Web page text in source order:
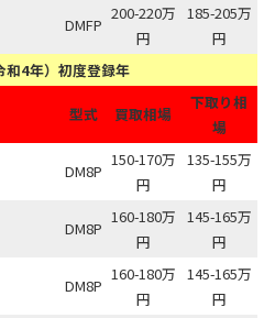
DMFP
200-220万
円
185-205万
円
和4年）初度登録年
型式 買取相場
下取り相
場
DM8P
150-170万
円
135-155万
円
DM8P
160-180万
円
145-165万
円
DM8P
160-180万
円
145-165万
円